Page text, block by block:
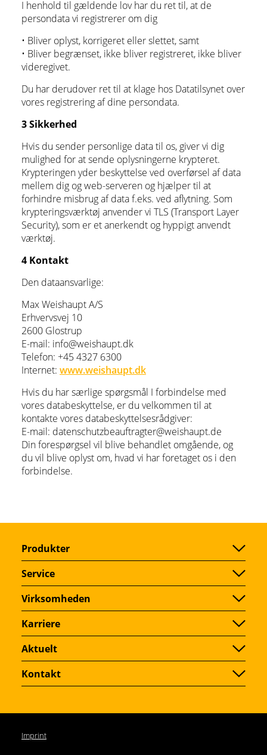
I henhold til gældende lov har du ret til, at de
persondata vi registrerer om dig
• Bliver oplyst, korrigeret eller slettet, samt
• Bliver begrænset, ikke bliver registreret, ikke bliver
videregivet.
Du har derudover ret til at klage hos Datatilsynet over
vores registrering af dine persondata.
3 Sikkerhed
Hvis du sender personlige data til os, giver vi dig
mulighed for at sende oplysningerne krypteret.
Krypteringen yder beskyttelse ved overførsel af data
mellem dig og web-serveren og hjælper til at
forhindre misbrug af data f.eks. ved aflytning. Som
krypteringsværktøj anvender vi TLS (Transport Layer
Security), som er et anerkendt og hyppigt anvendt
værktøj.
4 Kontakt
Den dataansvarlige:
Max Weishaupt A/S
Erhvervsvej 10
2600 Glostrup
E-mail: info@weishaupt.dk
Telefon: +45 4327 6300
Internet: www.weishaupt.dk
Hvis du har særlige spørgsmål I forbindelse med
vores databeskyttelse, er du velkommen til at
kontakte vores databeskyttelsesrådgiver:
E-mail: datenschutzbeauftragter@weishaupt.de
Din forespørgsel vil blive behandlet omgående, og
du vil blive oplyst om, hvad vi har foretaget os i den
forbindelse.
Produkter
Service
Virksomheden
Karriere
Aktuelt
Kontakt
Imprint